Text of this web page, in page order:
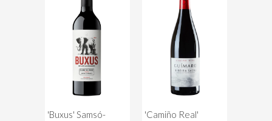
'Buxus' Samsó-
'Camiño Real'